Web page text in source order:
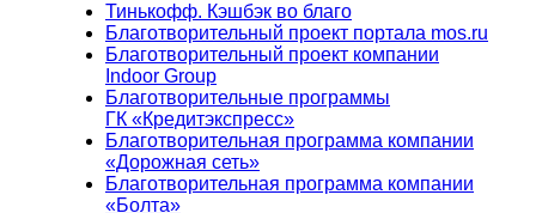
Тинькофф. Кэшбэк во благо
Благотворительный проект портала mos.ru
Благотворительный проект компании
Indoor Group
Благотворительные программы
ГК «Кредитэкспресс»
Благотворительная программа компании
«Дорожная сеть»
Благотворительная программа компании
«Болта»